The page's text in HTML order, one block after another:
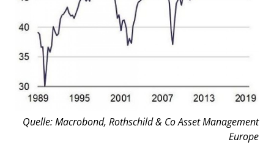
Quelle: Macrobond, Rothschild & Co Asset Management
Europe